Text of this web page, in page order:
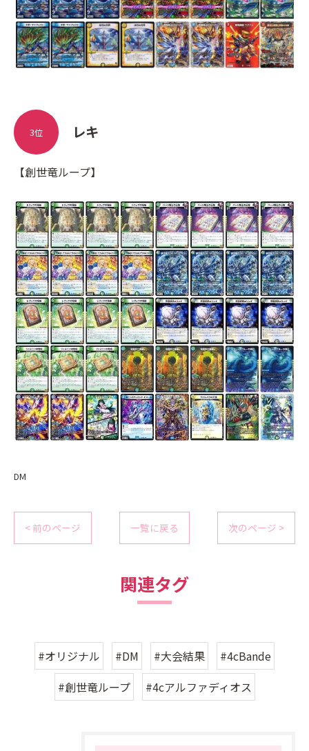
レキ
3位
【創世竜ループ】
DM
< 前のページ 一覧に戻る 次のページ >
関連タグ
#オリジナル #DM #大会結果
#4cBande
#創世竜ループ
#4cアルファディオス